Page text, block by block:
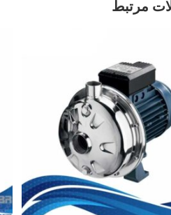
مرتبط